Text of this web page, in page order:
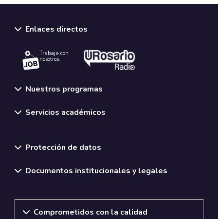
Enlaces directos
Trabaja con
nosotros.
Nuestros programas
Servicios académicos
Protección de datos
Documentos institucionales y legales
Comprometidos con la calidad